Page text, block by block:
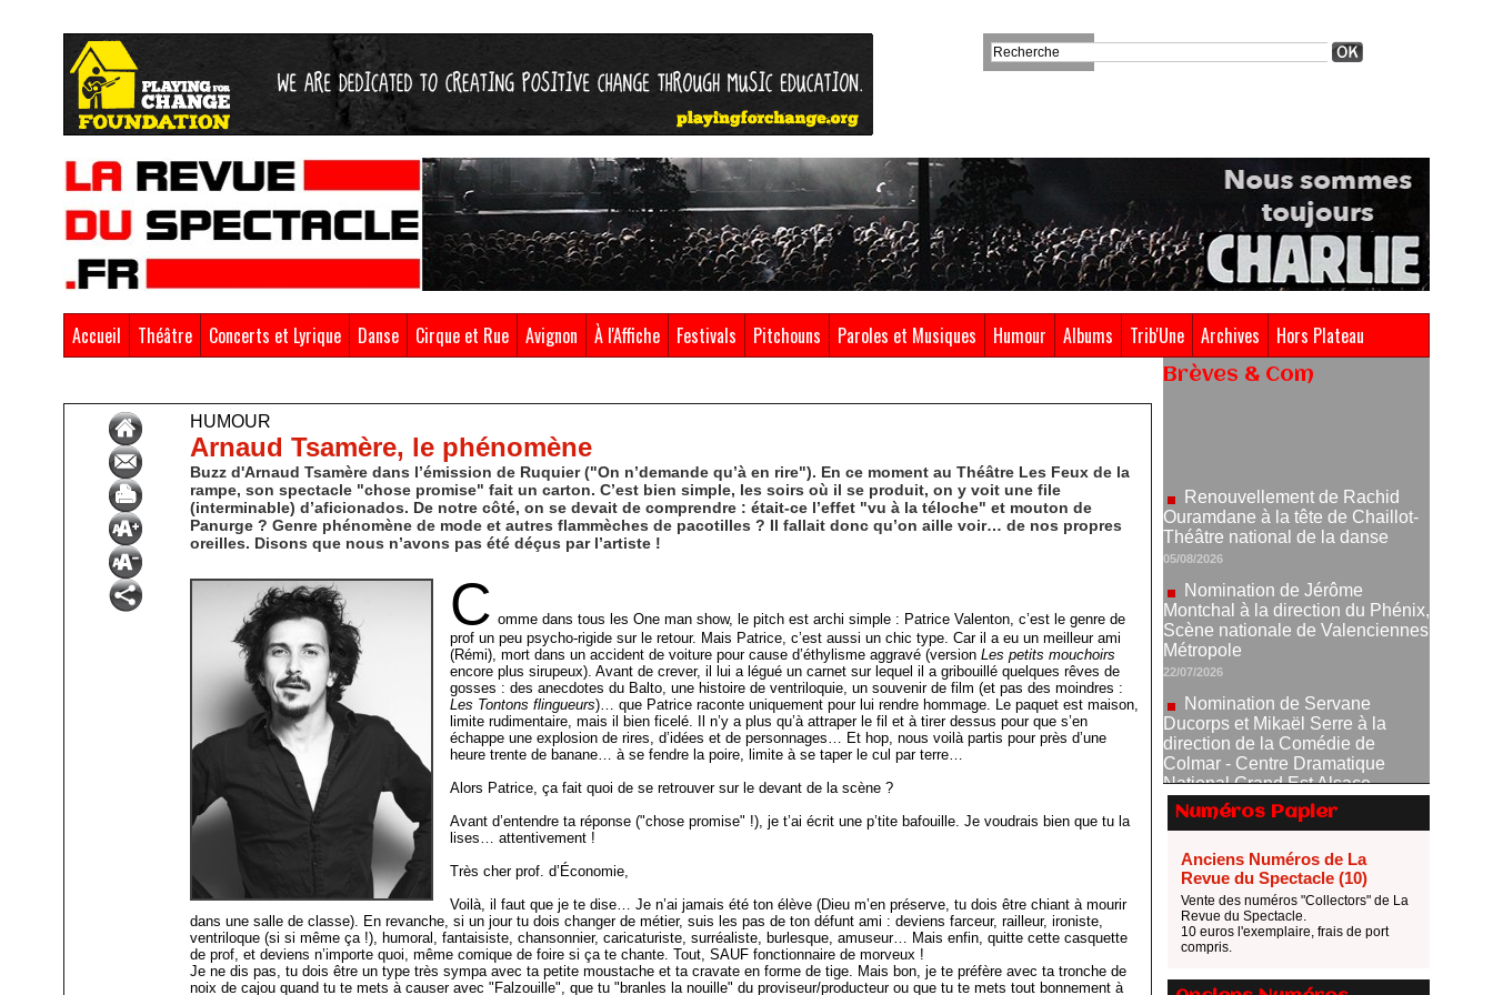
Accueil Théâtre Concerts et Lyrique Danse Cirque et Rue Avignon À l'Affiche Festivals Pitchouns Paroles et Musiques Humour Albums Trib'Une Archives Hors Plateau
HUMOUR
Arnaud Tsamère, le phénomène
Buzz d'Arnaud Tsamère dans l’émission de Ruquier ("On n’demande qu’à en rire"). En ce moment au Théâtre Les Feux de la
rampe, son spectacle "chose promise" fait un carton. C’est bien simple, les soirs où il se produit, on y voit une file
(interminable) d’aficionados. De notre côté, on se devait de comprendre : était-ce l’effet "vu à la téloche" et mouton de
Panurge ? Genre phénomène de mode et autres flammèches de pacotilles ? Il fallait donc qu’on aille voir… de nos propres
oreilles. Disons que nous n’avons pas été déçus par l’artiste !
C omme dans tous les One man show, le pitch est archi simple : Patrice Valenton, c’est le genre de
prof un peu psycho-rigide sur le retour. Mais Patrice, c’est aussi un chic type. Car il a eu un meilleur ami
(Rémi), mort dans un accident de voiture pour cause d’éthylisme aggravé (versionLes petits mouchoirs
encore plus sirupeux). Avant de crever, il lui a légué un carnet sur lequel il a gribouillé quelques rêves de
gosses : des anecdotes du Balto, une histoire de ventriloquie, un souvenir de film (et pas des moindres :
Les Tontons flingueurs)… que Patrice raconte uniquement pour lui rendre hommage. Le paquet est maison,
limite rudimentaire, mais il bien ficelé. Il n’y a plus qu’à attraper le fil et à tirer dessus pour que s’en
échappe une explosion de rires, d’idées et de personnages… Et hop, nous voilà partis pour près d’une
heure trente de banane… à se fendre la poire, limite à se taper le cul par terre…
Alors Patrice, ça fait quoi de se retrouver sur le devant de la scène ?
Avant d’entendre ta réponse ("chose promise" !), je t’ai écrit une p’tite bafouille. Je voudrais bien que tu la
lises… attentivement !
Très cher prof. d’Économie,
Voilà, il faut que je te dise… Je n’ai jamais été ton élève (Dieu m’en préserve, tu dois être chiant à mourir
dans une salle de classe). En revanche, si un jour tu dois changer de métier, suis les pas de ton défunt ami : deviens farceur, railleur, ironiste,
ventriloque (si si même ça !), humoral, fantaisiste, chansonnier, caricaturiste, surréaliste, burlesque, amuseur… Mais enfin, quitte cette casquette
de prof, et deviens n’importe quoi, même comique de foire si ça te chante. Tout, SAUF fonctionnaire de morveux !
Je ne dis pas, tu dois être un type très sympa avec ta petite moustache et ta cravate en forme de tige. Mais bon, je te préfère avec ta tronche de
noix de cajou quand tu te mets à causer avec "Falzouille", que tu "branles la nouille" du proviseur/producteur ou que tu te mets tout bonnement à
Brèves & Com
Nomination de Jérôme
Montchal à la direction du Phénix,
Scène nationale de Valenciennes
22/07/2026
Nomination de Servane
Ducorps et Mikaël Serre à la
direction de la Comédie de
National Grand Est Alsace
07/07/2026
Thomas Jolly et Laëtitia
Guédon nommés à la direction du
TNP
Fonds SACD Théâtre : les
lauréats 2026
23/06/2026
Dispositif ARTCENA Écrire
pour le cirque, les lauréats 2026 !
Numéros Papier
Anciens Numéros de La
Revue du Spectacle (10)
Vente des numéros "Collectors" de La
Revue du Spectacle.
10 euros l'exemplaire, frais de port
compris.